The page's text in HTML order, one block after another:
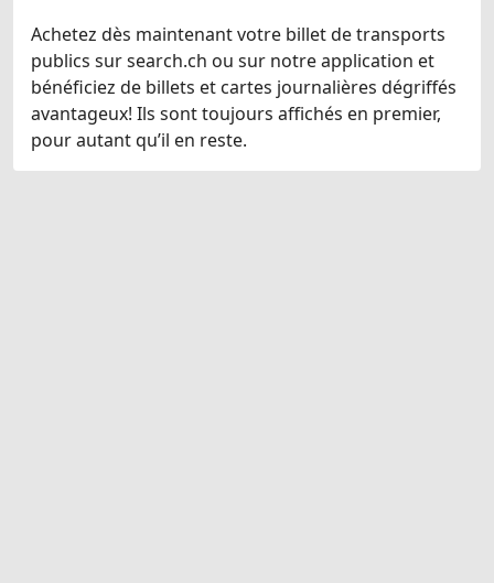
Achetez dès maintenant votre billet de transports
publics sur search.ch ou sur notre application et
bénéficiez de billets et cartes journalières dégriffés
avantageux! Ils sont toujours affichés en premier,
pour autant qu’il en reste.